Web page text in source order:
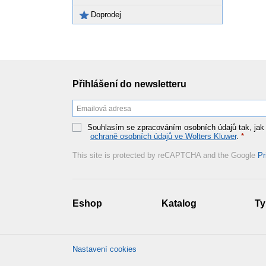
Doprodej
Přihlášení do newsletteru
Souhlasím se zpracováním osobních údajů tak,
ochraně osobních údajů ve Wolters Kluwer. *
This site is protected by reCAPTCHA and the Google
Eshop Katalog
Nastavení cookies